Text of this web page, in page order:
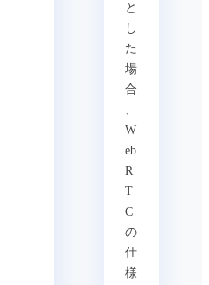
と
し
た
場
合
、
W
eb
R
T
C
の
仕
様